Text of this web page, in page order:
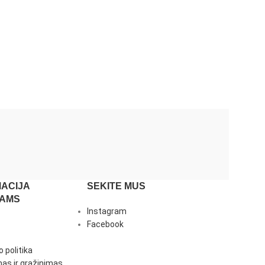
politika
SEKITE MUS
Instagram
Facebook